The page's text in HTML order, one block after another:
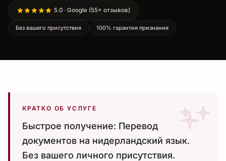
5.0 · Google (55+ отзывов)
Без вашего присутствия 100% гарантия признания
КРАТКО ОБ УСЛУГЕ
Быстрое получение: Перевод
документов на нидерландский язык.
Без вашего личного присутствия.